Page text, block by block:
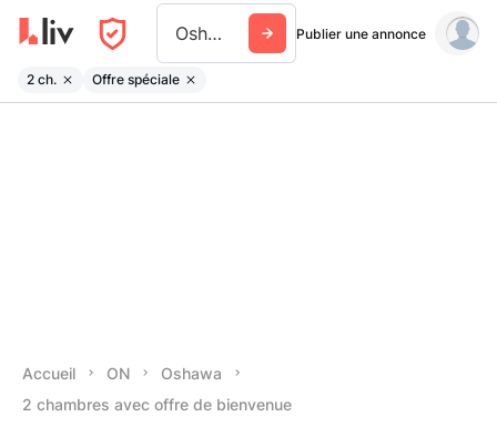
Oshawa Publier une annonce
2 ch. Offre spéciale
Accueil ON
Oshawa
2 chambres avec offre de bienvenue